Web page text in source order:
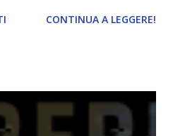
lo sport. Odiavo lo sport,
madre voleva che mi facessi
CONTINUA A LEGGERE!